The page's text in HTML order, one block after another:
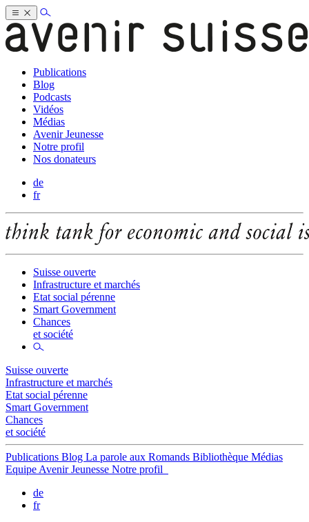
Publications
Blog
Podcasts
Vidéos
Médias
Avenir Jeunesse
Notre profil
Nos donateurs
de
fr
Suisse ouverte
Infrastructure et marchés
Etat social pérenne
Smart Government
Chances
et société
Suisse ouverte
Infrastructure et marchés
Etat social pérenne
Smart Government
Chances
et société
Publications Blog La parole aux Romands Bibliothèque Médias
Equipe Avenir Jeunesse Notre profil
de
fr